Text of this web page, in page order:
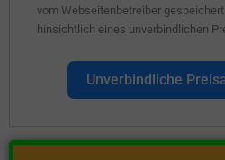
vom Webseitenbetreiber
hinsichtlich eines unverbindlichen
Unverbindliche